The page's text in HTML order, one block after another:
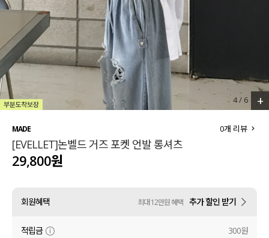
세트할인 ~30%
하객룩
살안타템
110사이즈
티셔츠
셔츠
원피스
블라우스
원피스
팬츠
스커트
언더웨어
4/ 6 +
MADE
[EVELLET]논벨드 거즈 포켓 언발 롱셔츠
0개 리뷰
29,800원
회원혜택 최대 12만원 혜택 추가 할인 받기
적립금 300원